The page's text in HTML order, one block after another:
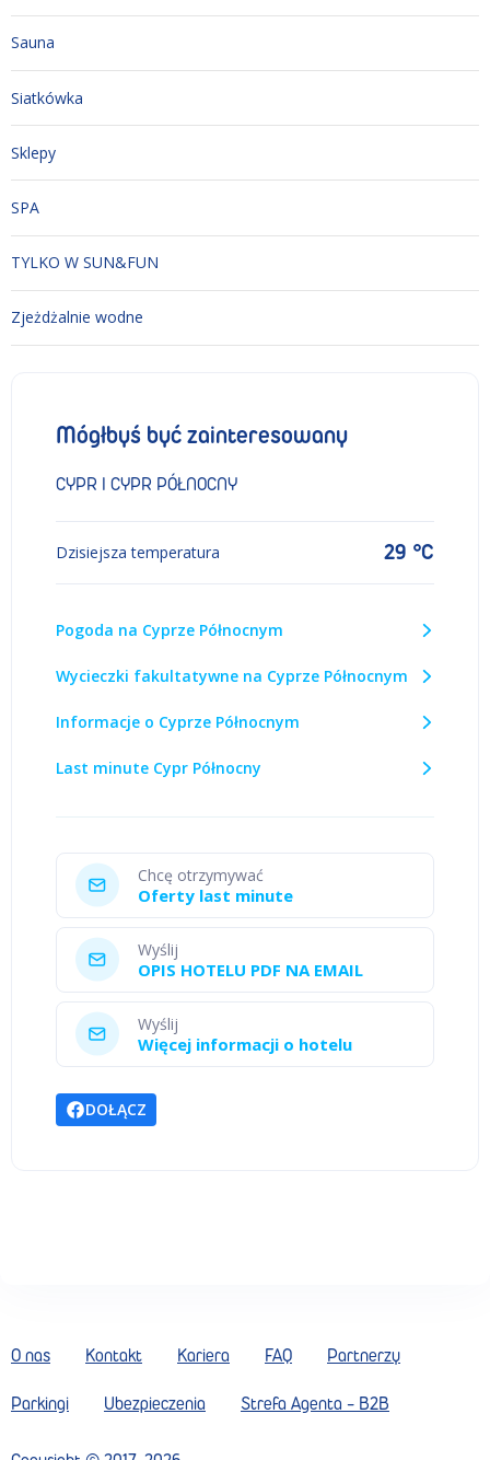
Sauna
Siatkówka
Sklepy
SPA
TYLKO W SUN&FUN
Zjeżdżalnie wodne
Mógłbyś być zainteresowany
CYPR I CYPR PÓŁNOCNY
Dzisiejsza temperatura 29 °C
Pogoda na Cyprze Północnym
Wycieczki fakultatywne na Cyprze Północnym
Informacje o Cyprze Północnym
Last minute Cypr Północny
Chcę otrzymywać
Oferty last minute
Wyślij
OPIS HOTELU PDF NA EMAIL
Wyślij
Więcej informacji o hotelu
DOŁĄCZ
O nas Kontakt Kariera FAQ Partnerzy
Parkingi Ubezpieczenia Strefa Agenta - B2B